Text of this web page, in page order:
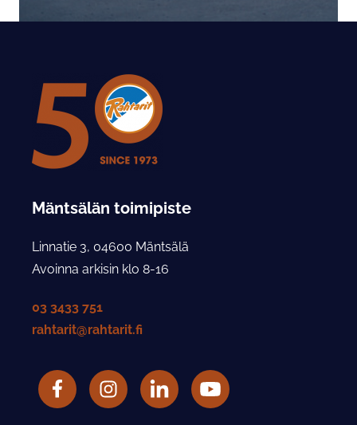
Mäntsälän toimipiste
Linnatie 3, 04600 Mäntsälä
Avoinna arkisin klo 8-16
03 3433 751
rahtarit@rahtarit.fi
FacebookRahtarit ry Instagram-tili
LinkedIn Rahtarit ry YouTube-tili